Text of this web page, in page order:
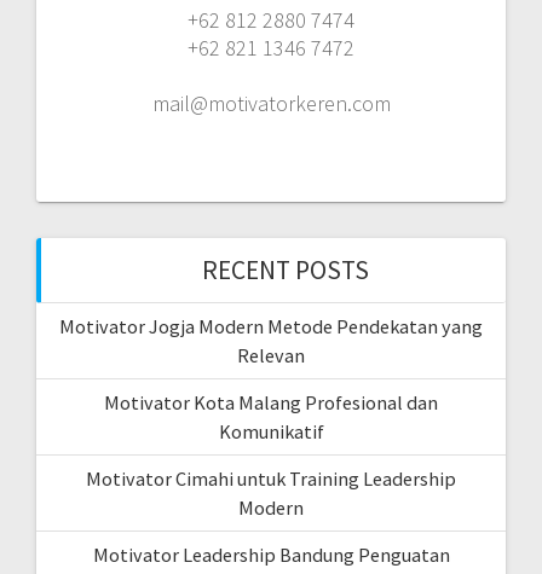
+62 812 2880 7474
+62 821 1346 7472
mail@motivatorkeren.com
RECENT POSTS
Motivator Jogja Modern Metode Pendekatan yang
Relevan
Motivator Kota Malang Profesional dan
Komunikatif
Motivator Cimahi untuk Training Leadership
Modern
Motivator Leadership Bandung Penguatan